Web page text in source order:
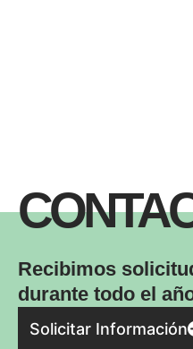
Recibimos
durante todo el
Solicitar Información